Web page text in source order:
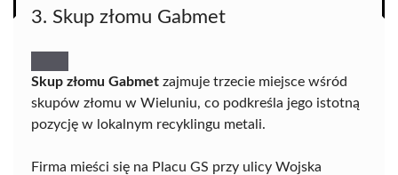
3. Skup złomu Gabmet
Skup złomu Gabmet zajmuje trzecie miejsce wśród
skupów złomu w Wieluniu, co podkreśla jego istotną
pozycję w lokalnym recyklingu metali.
Firma mieści się na Placu GS przy ulicy Wojska